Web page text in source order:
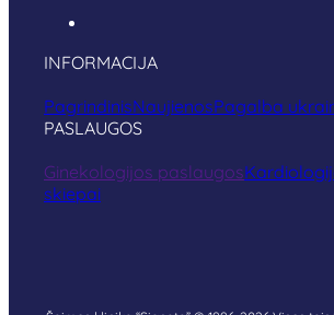
INFORMACIJA
PagrindinisNaujienosPagalba
PASLAUGOS
Ginekologijos paslaugos
skiepai